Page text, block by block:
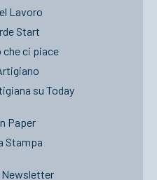
Lavoro
Start
che ci piace
su Today
Paper
Stampa